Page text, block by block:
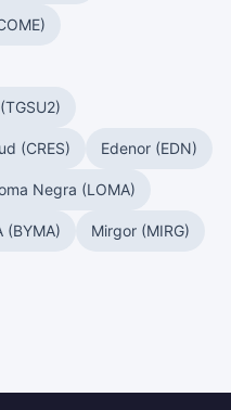
(CRES) Edenor (EDN)
Negra (LOMA)
(BYMA) Mirgor (MIRG)